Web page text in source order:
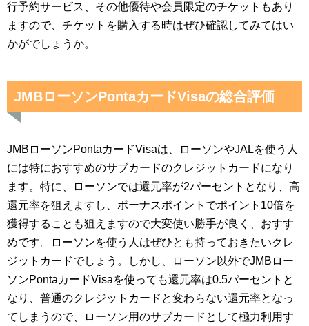
行予約サービス、その他優待や会員限定のチケットもあり
ますので、チケットを購入する時はぜひ確認してみてはい
かがでしょうか。
JMBローソンPontaカードVisaの総合評価
JMBローソンPontaカードVisaは、ローソンやJALを使う人
には特におすすめのサブカードのクレジットカードになり
ます。特に、ローソンでは還元率が2パーセントとなり、高
還元率を狙えますし、ボーナスポイントでポイント10倍を
獲得することも狙えますので大変使い勝手が良く、おすす
めです。ローソンを使う人はぜひとも持っておきたいクレ
ジットカードでしょう。しかし、ローソン以外でJMBロー
ソンPontaカードVisaを使っても還元率は0.5パーセントと
なり、普通のクレジットカードと変わらない還元率となっ
てしまうので、ローソン用のサブカードとして極力利用す